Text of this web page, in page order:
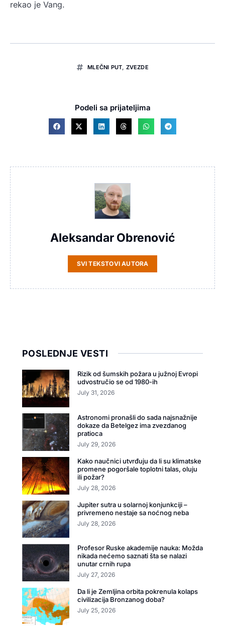
rekao je Vang.
MLEČNI PUT, ZVEZDE
Podeli sa prijateljima
Aleksandar Obrenović
SVI TEKSTOVI AUTORA
POSLEDNJE VESTI
Rizik od šumskih požara u južnoj Evropi
udvostručio se od 1980-ih
July 31, 2026
Astronomi pronašli do sada najsnažnije
dokaze da Betelgez ima zvezdanog
pratioca
July 29, 2026
Kako naučnici utvrđuju da li su klimatske
promene pogoršale toplotni talas, oluju
ili požar?
July 28, 2026
Jupiter sutra u solarnoj konjunkciji –
privremeno nestaje sa noćnog neba
July 28, 2026
Profesor Ruske akademije nauka: Možda
nikada nećemo saznati šta se nalazi
unutar crnih rupa
July 27, 2026
Da li je Zemljina orbita pokrenula kolaps
civilizacija Bronzanog doba?
July 25, 2026